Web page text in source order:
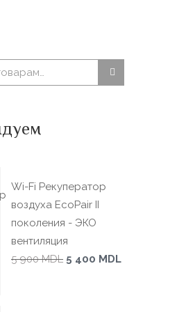
Wi-Fi Рекуператор
воздуха EcoPair II
поколения - ЭКО
вентиляция
5 900MDL 5 400 MDL